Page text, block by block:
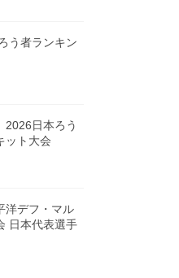
う者ランキン
2026日本ろう
ット大会
洋デフ・マル
日本代表選手